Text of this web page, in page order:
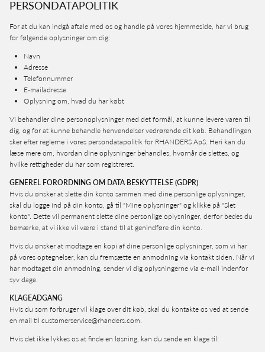
PERSONDATAPOLITIK
For at du kan indgå aftale med os og handle på vores hjemmeside, har vi brug
for følgende oplysninger om dig:
Navn
Adresse
Telefonnummer
E-mailadresse
Oplysning om, hvad du har købt
Vi behandler dine personoplysninger med det formål, at kunne levere varen til
dig, og for at kunne behandle henvendelser vedrørende dit køb. Behandlingen
sker efter reglerne i vores persondatapolitik for RHANDERS ApS. Heri kan du
læse mere om, hvordan dine oplysninger behandles, hvornår de slettes, og
hvilke rettigheder du har som registreret.
GENEREL FORORDNING OM DATA BESKYTTELSE (GDPR)
Hvis du ønsker at slette din konto sammen med dine personlige oplysninger,
skal du logge ind på din konto, gå til "Mine oplysninger" og klikke på "Slet
konto". Dette vil permanent slette dine personlige oplysninger, derfor bedes du
bemærke, at vi ikke vil være i stand til at genindføre din konto.
Hvis du ønsker at modtage en kopi af dine personlige oplysninger, som vi har
på vores optegnelser, kan du fremsætte en anmodning via kontakt siden. Når vi
har modtaget din anmodning, sender vi dig oplysningerne via e-mail indenfor
syv dage.
KLAGEADGANG
Hvis du som forbruger vil klage over dit køb, skal du kontakte os ved at sende
en mail til customerservice@rhanders.com.
Hvis det ikke lykkes os at finde en løsning, kan du sende en klage til: